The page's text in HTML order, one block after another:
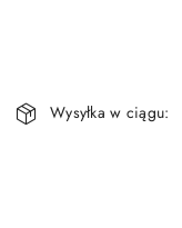
Wysyłka w ciągu: